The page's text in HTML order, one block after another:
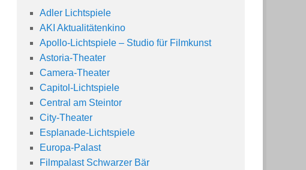
Adler Lichtspiele
AKI Aktualitätenkino
Apollo-Lichtspiele – Studio für Filmkunst
Astoria-Theater
Camera-Theater
Capitol-Lichtspiele
Central am Steintor
City-Theater
Esplanade-Lichtspiele
Europa-Palast
FilmpalastSchwarzerBär